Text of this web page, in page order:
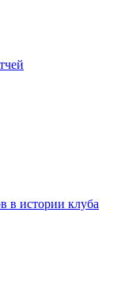
в истории клуба